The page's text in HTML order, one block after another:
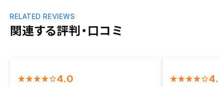
関連する評判・口コミ
RELATED REVIEWS
4.0